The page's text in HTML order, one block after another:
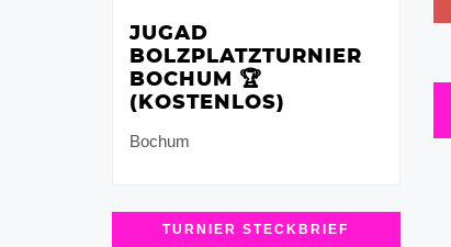
JUGAD
BOLZPLATZTURNIER
BOCHUM 🏆
(KOSTENLOS)
Bochum
TURNIER STECKBRIEF